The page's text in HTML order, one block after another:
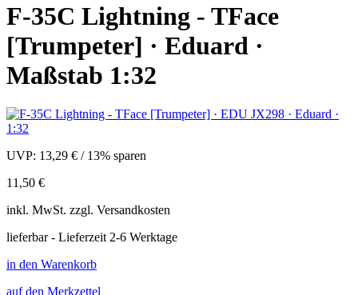
F-35C Lightning - TFace
[Trumpeter] · Eduard ·
Maßstab 1:32
UVP: 13,29 € / 13% sparen
11,50 €
inkl. MwSt. zzgl. Versandkosten
lieferbar - Lieferzeit 2-6 Werktage
in den Warenkorb
auf den Merkzettel